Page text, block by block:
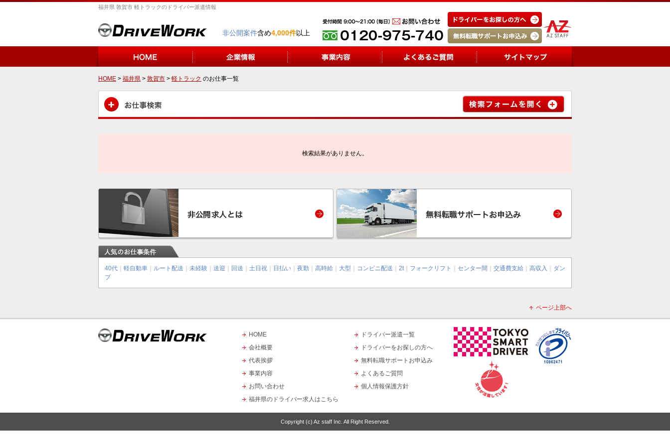
福井県 敦賀市 軽トラックのドライバー派遣情報
非公開案件含め4,000件以上
HOME > 福井県 > 敦賀市 > 軽トラック のお仕事一覧
検索結果がありません。
40代 軽自動車 ルート配送 未経験 送迎 回送 土日祝 日払い 夜勤 高時給 大型 コンビニ配送 2t｜ フォークリフト センター間 交通費支給 高収入
ダン
プ
ページ上部へ
HOME
会社概要
代表挨拶
事業内容
お問い合わせ
福井県のドライバー求人はこちら
ドライバー派遣一覧
ドライバーをお探しの方へ
無料転職サポートお申込み
よくあるご質問
個人情報保護方針
Copyright (c) Az staff Inc. All Right Reserved.